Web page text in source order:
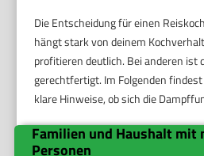
Die Entscheidung für einen
hängt stark von deinem
profitieren deutlich. Bei anderen ist
gerechtfertigt. Im Folgenden
klare Hinweise, ob sich die
Familien und Haushalt mit
Personen